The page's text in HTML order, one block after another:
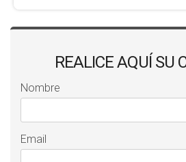
REALICE AQUÍ SU
Nombre
Email